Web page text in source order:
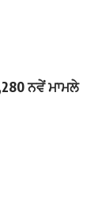
ਨਵੇਂ ਮਾਮਲੇ